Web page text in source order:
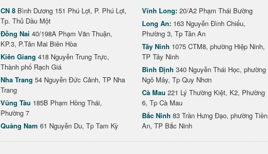
CN 8 Bình Dương 151 Phú Lợi, P. Phú Lợi,
Tp. Thủ Dầu Một
Đồng Nai 40/198A Phạm Văn Thuận,
KP.3, P.Tân Mai Biên Hòa
Kiên Giang 418 Nguyễn Trung Trực,
Thành phố Rạch Giá
Nha Trang 54 Nguyễn Đức Cảnh, TP Nha
Trang
Vũng Tàu 185B Phạm Hồng Thái,
Phường 7
Quảng Nam 61 Nguyễn Du, Tp Tam Kỳ
Vĩnh Long: 20/A2 Phạm Thái Bường
Long An: 163 Nguyễn Đình Chiểu,
Phường 3, Tp Tân An
Tây Ninh 1075 CTM8, phường Hiệp Ninh,
TP Tây Ninh
Bình Định 340 Nguyễn Thái Học, phường
Ngô Mây, Tp Quy Nhơn
Cà Mau 221 Lý Thường Kiệt, K2, Phường
6, Tp Cà Mau
Bắc Ninh 83 Trần Hưng Đạo, phường Tiền
An, TP Bắc Ninh